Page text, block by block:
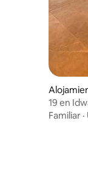
19 en
Familiar ·